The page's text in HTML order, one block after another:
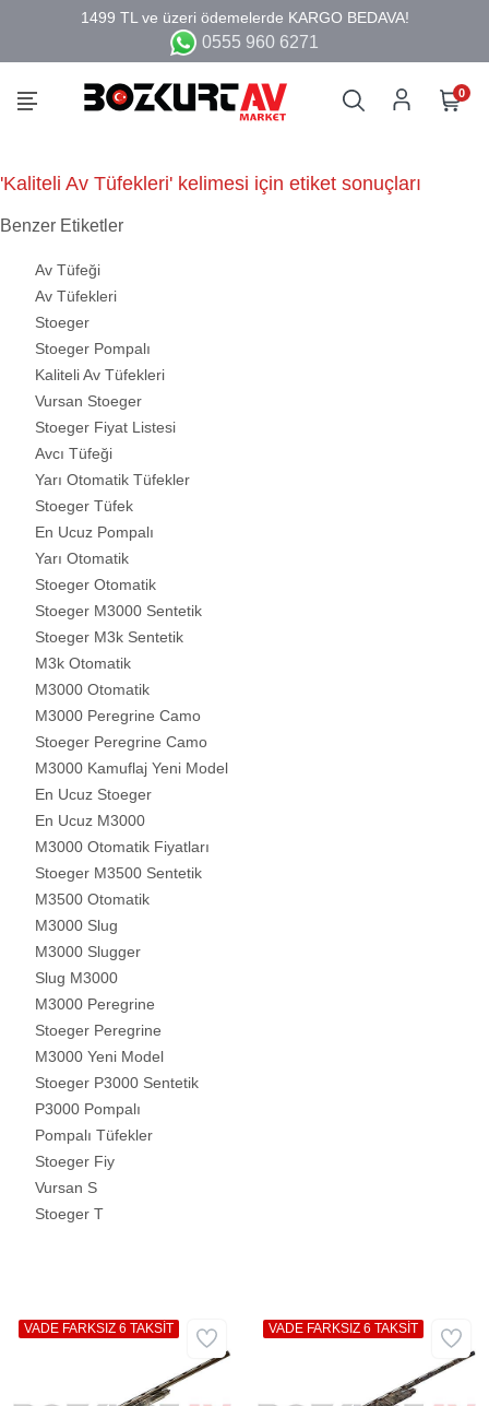
0555 960 6271
0
'Kaliteli Av Tüfekleri' kelimesi için etiket sonuçları
Benzer Etiketler
Av Tüfeği
Av Tüfekleri
Stoeger
Stoeger Pompalı
Kaliteli Av Tüfekleri
Vursan Stoeger
Stoeger Fiyat Listesi
Avcı Tüfeği
Yarı Otomatik Tüfekler
Stoeger Tüfek
En Ucuz Pompalı
Yarı Otomatik
Stoeger Otomatik
Stoeger M3000 Sentetik
Stoeger M3k Sentetik
M3k Otomatik
M3000 Otomatik
M3000 Peregrine Camo
Stoeger Peregrine Camo
M3000 Kamuflaj Yeni Model
En Ucuz Stoeger
En Ucuz M3000
M3000 Otomatik Fiyatları
Stoeger M3500 Sentetik
M3500 Otomatik
M3000 Slug
M3000 Slugger
Slug M3000
M3000 Peregrine
Stoeger Peregrine
M3000 Yeni Model
Stoeger P3000 Sentetik
P3000 Pompalı
Pompalı Tüfekler
Stoeger Fiy
Vursan S
Stoeger T
VADE FARKSIZ 6 TAKSİT VADE FARKSIZ 6 TAKSİT